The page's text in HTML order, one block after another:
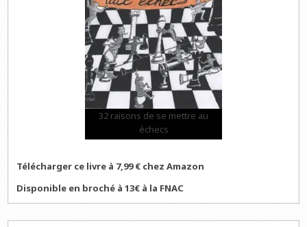
32 raisons de se mettre au
échecs
Télécharger ce livre à 7,99 € chez Amazon
Disponible en broché à 13€ à la FNAC